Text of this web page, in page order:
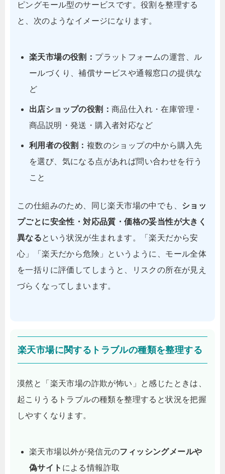
ピングモール型のサービスです。役割を整理する
と、次のようなイメージになります。
楽天市場の役割： プラットフォームの運営、ル
ールづくり、補償サービスや通報窓口の提供な
ど
出店ショップの役割： 商品仕入れ・在庫管理・
商品説明・発送・購入者対応など
利用者の役割： 複数のショップの中から購入先
を選び、気になる点があれば問い合わせを行う
こと
この仕組みのため、同じ楽天市場の中でも、 ショッ
プごとに安全性・対応品質・価格の妥当性が大きく
異なるという状況が生まれます。「楽天だから安
心」「楽天だから危険」というように、モール全体
を一括りに評価してしまうと、リスクの所在が見え
づらくなってしまいます。
楽天市場に関するトラブルの種類を整理する
漠然と「楽天市場の詐欺が怖い」と感じたときは、
起こりうるトラブルの種類を整理すると状況を把握
しやすくなります。
楽天市場以外が発信元のフィッシングメールや
偽サイト による情報詐取